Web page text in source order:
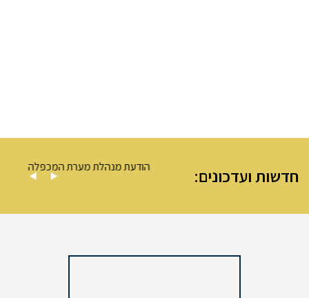
חדשות ועדכונים: הודעת מנהלת מערת המכפלה